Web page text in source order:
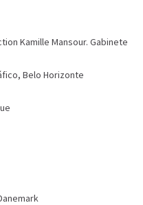
Kamille Mansour. Gabinete
Belo Horizonte